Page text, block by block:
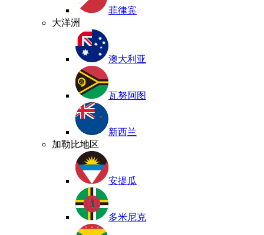
菲律宾
大洋洲
澳大利亚
瓦努阿图
新西兰
加勒比地区
安提瓜
多米尼克